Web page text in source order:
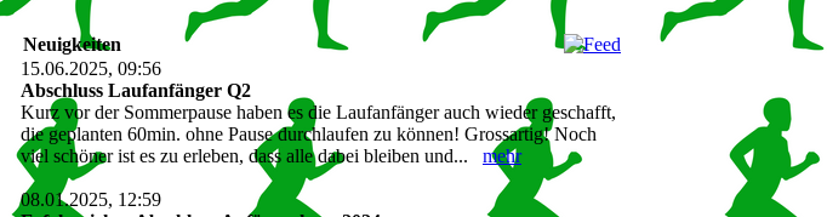
Neuigkeiten
15.06.2025, 09:56
Abschluss Laufanfänger Q2
Kurz vor der Sommerpause haben es die Laufanfänger auch wieder geschafft,
die geplanten 60min. ohne Pause durchlaufen zu können! Grossartig! Noch
viel schöner ist es zu erleben, dass alle dabei bleiben und... mehr
08.01.2025, 12:59